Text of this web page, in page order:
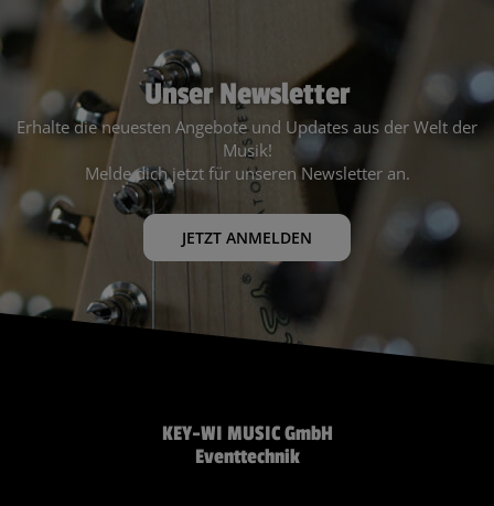
Unser Newsletter
Erhalte die neuesten Angebote und Updates aus der Welt der
Musik!
Melde dich jetzt für unseren Newsletter an.
JETZT ANMELDEN
KEY-WI MUSIC GmbH
Eventtechnik